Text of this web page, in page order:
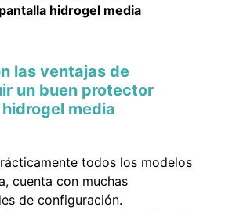
hidrogel media
las ventajas de
un buen protector
media
todos los modelos
cuenta con muchas
de configuración.